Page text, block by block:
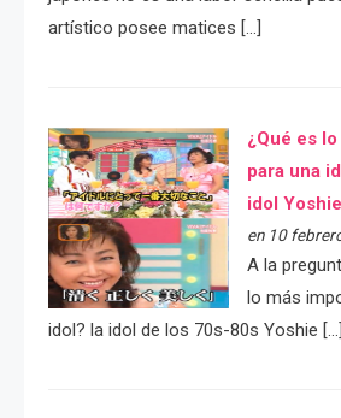
artístico posee matices […]
¿Qué es
para una
idol
en 10
A la
lo más
idol? la idol de los 70s-80s Yoshie […]